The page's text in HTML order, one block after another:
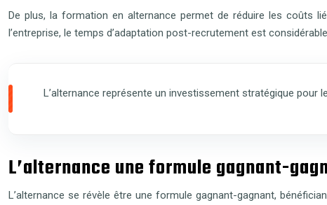
De plus, la formation en alternance permet de réduire les coûts
l’entreprise, le temps d’adaptation post-recrutement est
L’alternance représente un investissement stratégique
L’alternance une formule gagnant-
L’alternance se révèle être une formule gagnant-gagnant,